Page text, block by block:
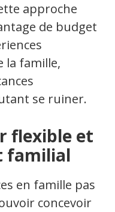
approche
de budget
la famille,
se ruiner.
flexible et
familial
en famille pas
concevoir